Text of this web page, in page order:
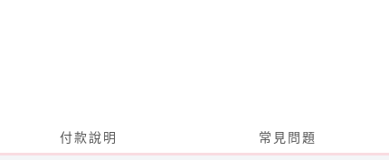
付款說明 常見問題